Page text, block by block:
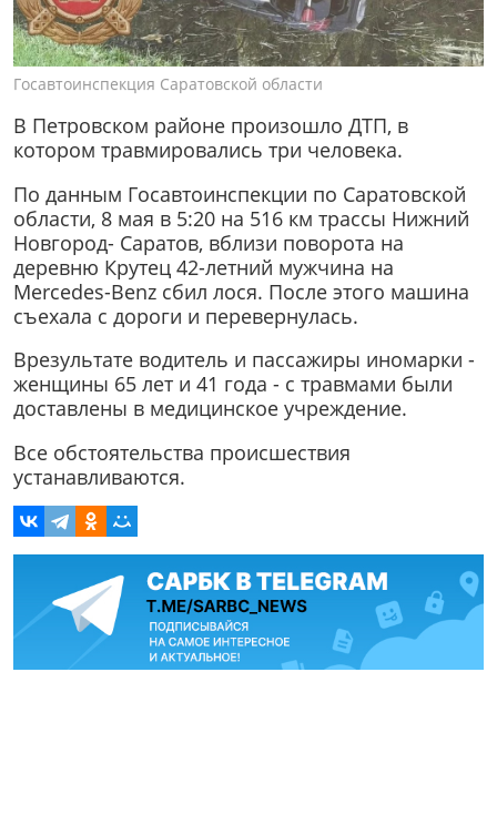
Госавтоинспекция Саратовской области
В Петровском районе произошло ДТП, в
котором травмировались три человека.
По данным Госавтоинспекции по Саратовской
области, 8 мая в 5:20 на 516 км трассы Нижний
Новгород- Саратов, вблизи поворота на
деревню Крутец 42-летний мужчина на
Мercedes-Benz сбил лося. После этого машина
съехала с дороги и перевернулась.
Врезультате водитель и пассажиры иномарки -
женщины 65 лет и 41 года - с травмами были
доставлены в медицинское учреждение.
Все обстоятельства происшествия
устанавливаются.